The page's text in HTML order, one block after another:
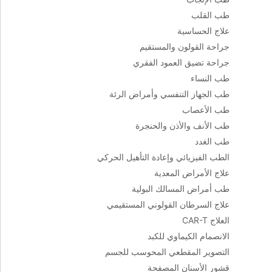
طب القلب
علاج الحساسية
جراحة القولون والمستقيم
جراحة تضيق العمود الفقري
طب النساء
طب الجهاز التنفسي وأمراض الرئة
طب الأعصاب
طب الأنف والأذن والحنجرة
طب الغدد
الطب الفيزيائي وإعادة التأهيل الحركي
علاج الأمراض المعدية
طب أمراض المسالك البولية
علاج السرطان القولوني المستقيمي
العلاج CAR-T
الانصمام الكيماوي للكبد
التصوير المقطعي المحوسب للجسم
قشور الأسنان المصفحة